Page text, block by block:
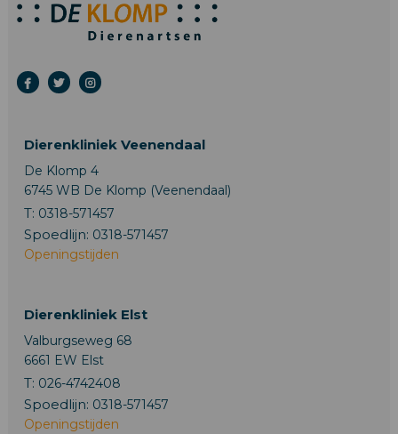
Dierenkliniek Veenendaal
De Klomp 4
6745 WB De Klomp (Veenendaal)
T: 0318-571457
Spoedlijn: 0318-571457
Openingstijden
Dierenkliniek Elst
Valburgseweg 68
6661 EW Elst
T: 026-4742408
Spoedlijn: 0318-571457
Openingstijden